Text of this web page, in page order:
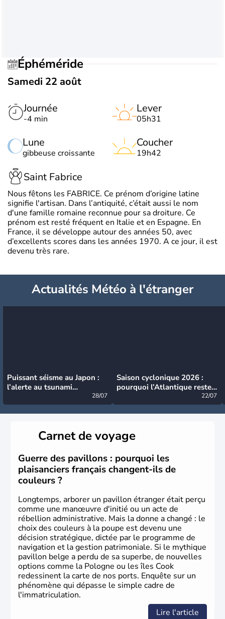
Éphéméride
Samedi 22 août
Journée
-4 min
Lune
gibbeuse croissante
Lever
05h31
Coucher
19h42
Saint Fabrice
Nous fêtons les FABRICE. Ce prénom d’origine latine
signifie l'artisan. Dans l’antiquité, c’était aussi le nom
d'une famille romaine reconnue pour sa droiture. Ce
prénom est resté fréquent en Italie et en Espagne. En
France, il se développe autour des années 50, avec
d’excellents scores dans les années 1970. A ce jour, il est
devenu très rare.
Actualités Météo à l'étranger
Puissant séisme au Japon :
l’alerte au tsunami
28/07
Saison cyclonique 2026 :
pourquoi l’Atlantique reste
22/07
Carnet de voyage
Guerre des pavillons : pourquoi les
plaisanciers français changent-ils de
couleurs ?
Longtemps, arborer un pavillon étranger était perçu
comme une manœuvre d'initié ou un acte de
rébellion administrative. Mais la donne a changé : le
choix des couleurs à la poupe est devenu une
décision stratégique, dictée par le programme de
navigation et la gestion patrimoniale. Si le mythique
pavillon belge a perdu de sa superbe, de nouvelles
options comme la Pologne ou les îles Cook
redessinent la carte de nos ports. Enquête sur un
phénomène qui dépasse le simple cadre de
l'immatriculation.
Lire l'article